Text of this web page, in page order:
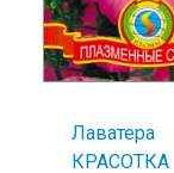
Лаватера
КРАСОТКА